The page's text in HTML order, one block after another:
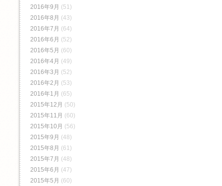
2016年9月 (51)
2016年8月 (43)
2016年7月 (64)
2016年6月 (52)
2016年5月 (60)
2016年4月 (49)
2016年3月 (52)
2016年2月 (53)
2016年1月 (65)
2015年12月 (50)
2015年11月 (60)
2015年10月 (56)
2015年9月 (48)
2015年8月 (61)
2015年7月 (48)
2015年6月 (47)
2015年5月 (60)